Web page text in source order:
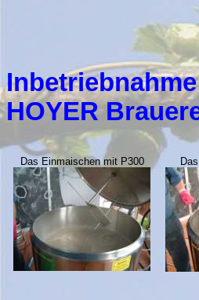
HOYER
Das Einmaischen mit P300